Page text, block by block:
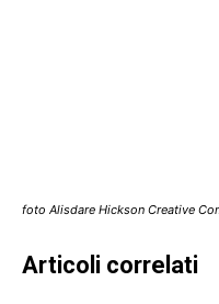
foto Alisdare Hickson Creative
Articoli correlati